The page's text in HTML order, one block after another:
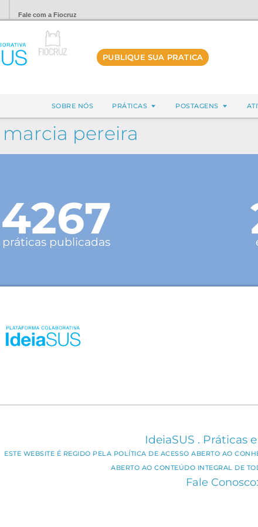
Fale com a Fiocruz
PUBLIQUE SUA PRATICA
SOBRE NÓS PRÁTICAS POSTAGENS
marcia pereira
4267
práticas publicadas
IdeiaSUS . Práticas
ESTE WEBSITE É REGIDO PELA POLÍTICA DE ACESSO ABERTO AO
ABERTO AO CONTEÚDO INTEGRAL DE
Fale